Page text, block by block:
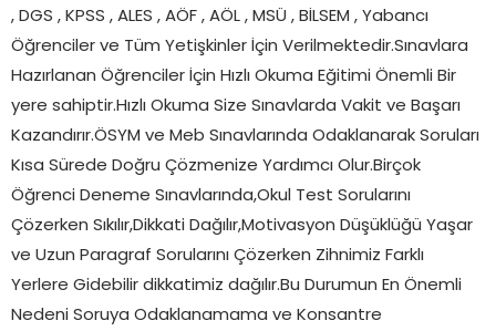
, DGS , KPSS , ALES , AÖF , AÖL , MSÜ , BİLSEM , Yabancı
Öğrenciler ve Tüm Yetişkinler İçin Verilmektedir.Sınavlara
Hazırlanan Öğrenciler İçin Hızlı Okuma Eğitimi Önemli Bir
yere sahiptir.Hızlı Okuma Size Sınavlarda Vakit ve Başarı
Kazandırır.ÖSYM ve Meb Sınavlarında Odaklanarak Soruları
Kısa Sürede Doğru Çözmenize Yardımcı Olur.Birçok
Öğrenci Deneme Sınavlarında,Okul Test Sorularını
Çözerken Sıkılır,Dikkati Dağılır,Motivasyon Düşüklüğü Yaşar
ve Uzun Paragraf Sorularını Çözerken Zihnimiz Farklı
Yerlere Gidebilir dikkatimiz dağılır.Bu Durumun En Önemli
Nedeni Soruya Odaklanamama ve Konsantre